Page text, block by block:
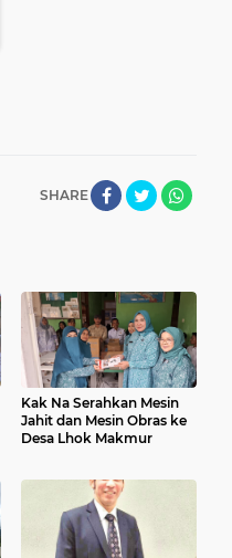
SHARE
Kak Na Serahkan Mesin
Jahit dan Mesin Obras ke
Desa Lhok Makmur